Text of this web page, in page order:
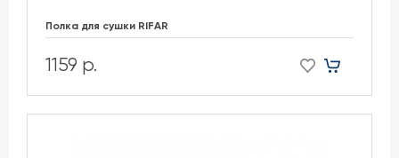
Полка для сушки RIFAR
1159 р.